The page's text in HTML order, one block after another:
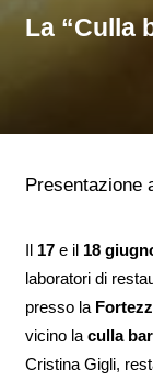
La “Culla
Presentazione
Il 17e il 18
laboratori di
presso la
vicino la culla
Cristina Gigli,